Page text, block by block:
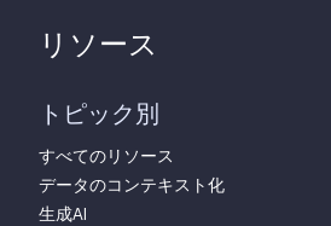
リソース
トピック別
すべてのリソース
データのコンテキスト化
生成AI